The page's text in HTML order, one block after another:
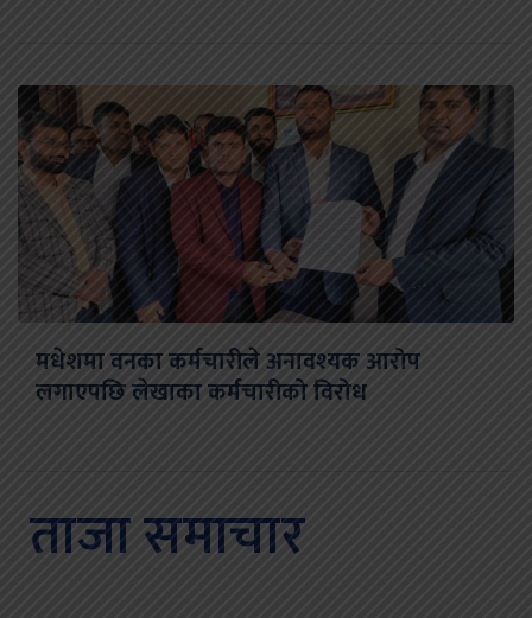
मधेशमा वनका कर्मचारीले अनावश्यक आरोप
लगाएपछि लेखाका कर्मचारीको विरोध
ताजा समाचार